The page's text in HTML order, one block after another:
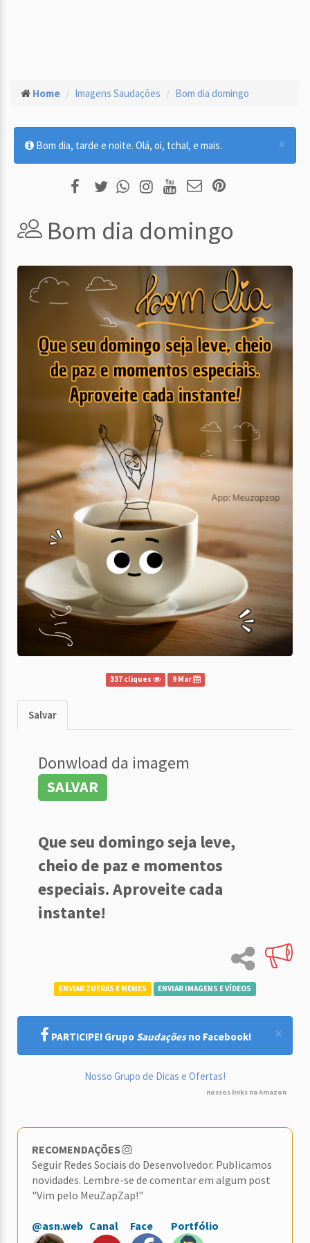
Home Imagens Saudações Bom dia domingo
×
Bom dia, tarde e noite. Olá, oi, tchal, e mais.
Bom dia domingo
337 cliques 9 Mar
Salvar
Donwload da imagem
SALVAR
Que seu domingo seja leve,
cheio de paz e momentos
especiais. Aproveite cada
instante!
ENVIAR ZUERAS E MEMES ENVIAR IMAGENS E VÍDEOS
×
PARTICIPE! Grupo Saudaçõesno Facebook!
Nosso Grupo de Dicas e Ofertas!
nossos links na Amazon
RECOMENDAÇÕES
Seguir Redes Sociais do Desenvolvedor. Publicamos
novidades. Lembre-se de comentar em algum post
"Vim pelo MeuZapZap!"
@asn.web Canal Face Portfólio